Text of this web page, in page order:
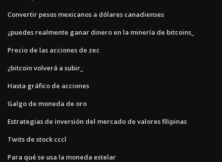
Convertir pesos mexicanos a dólares canadienses
¿puedes realmente ganar dinero en la minería de bitcoins_
Precio de las acciones de zec
¿bitcoin volverá a subir_
Hasta gráfico de acciones
Galgo de moneda de oro
Estrategias de inversión del mercado de valores filipinas
Twits de stock cccl
Para qué se usa la moneda estelar